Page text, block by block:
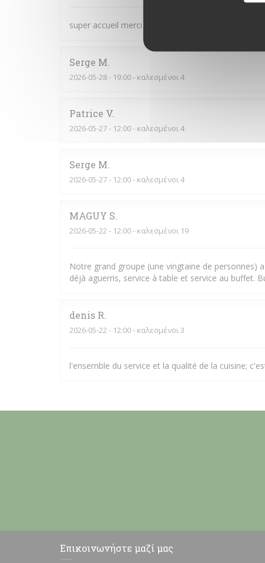
super accueil merci
Serge M
2026-05-28- 19:00 - καλεσμένοι 4
Patrice V
2026-05-27- 12:00 - καλεσμένοι 4
Serge M
2026-05-27- 12:00 - καλεσμένοι 4
MAGUY S
2026-05-22 - 12:00 - καλεσμένοι 19
Notre grand groupe (une vingtaine de personnes)
déjà aguerris, service à table et service au buffet.
denis R
2026-05-22 - 12:00 - καλεσμένοι 3
l'ensemble du service et la qualité de la cuisine;
Επικοινωνήστε μαζί μας